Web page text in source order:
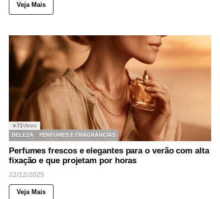
Veja Mais
◉71Views
BELEZA
PERFUMES E FRAGRÂNCIAS
Perfumes frescos e elegantes para o verão com alta
fixação e que projetam por horas
22/12/2025
Veja Mais